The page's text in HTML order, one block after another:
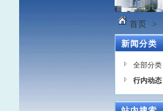
首页 >
新闻分类
全部分类
行内动态